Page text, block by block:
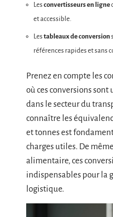
Les convertisseurs en ligne
et accessible.
Les tableaux de conversion
références rapides et sans
Prenez en compte les
où ces conversions
dans le secteur du
connaître les
et tonnes est
charges utiles. De
alimentaire, ces
indispensables pour la
logistique.